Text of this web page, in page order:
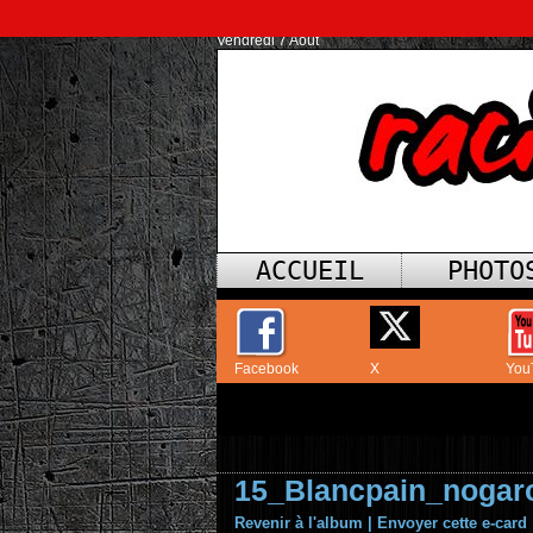
Vendredi 7 Août
ACCUEIL
Facebook X
Revenir à l'album Envoyer cette e-card